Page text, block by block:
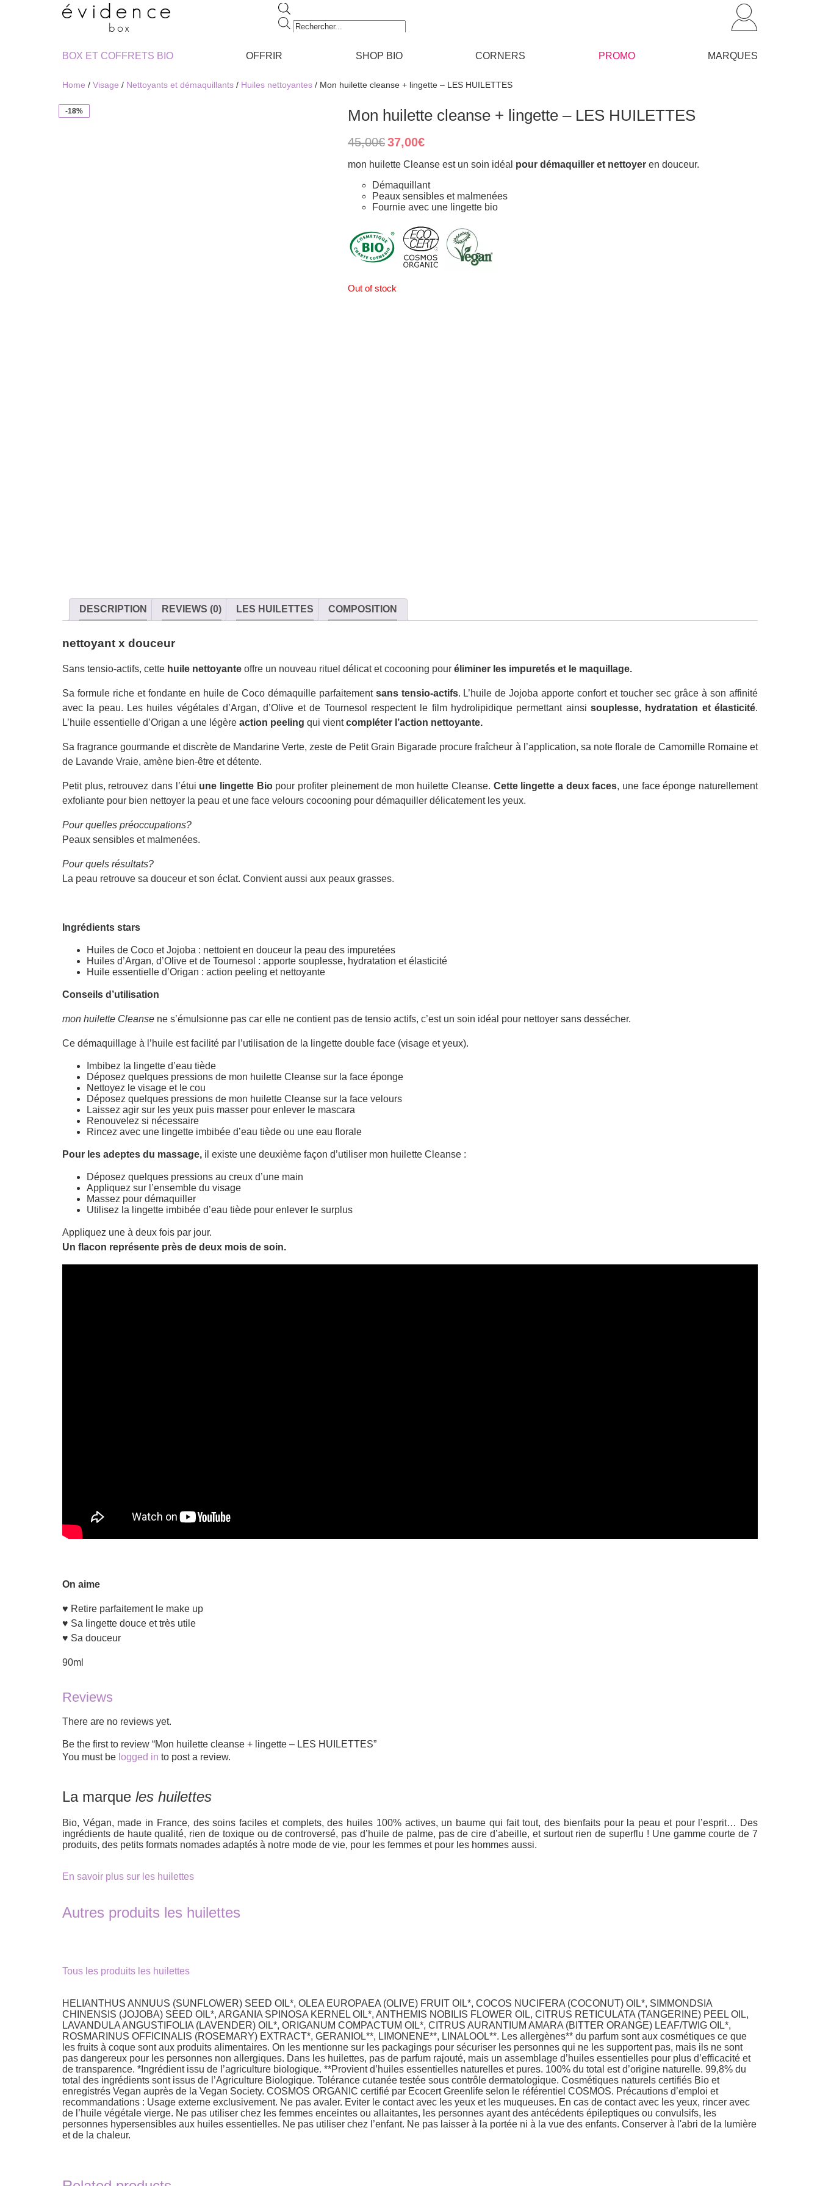
Recherche
de
BOX ET COFFRETS BIO
OFFRIR SHOP BIO CORNERS PROMO MARQUES
Home / Visage / Nettoyants et démaquillants / Huiles nettoyantes / Mon huilette cleanse + lingette – LES HUILETTES
-18% Mon huilette cleanse + lingette – LES HUILETTES
45,00€ Original
price
was:
37,00€Current
is:
mon huilette Cleanse est un soin idéal pour démaquiller et nettoyer en douceur.
Démaquillant
Peaux sensibles et malmenées
Fournie avec une lingette bio
Out of stock
DESCRIPTION REVIEWS (0) LES HUILETTES COMPOSITION
nettoyant x douceur
Sans tensio-actifs, cette huile nettoyante offre un nouveau rituel délicat et cocooning pour éliminer les impuretés et le maquillage.
Sa formule riche et fondante en huile de Coco démaquille parfaitement sans tensio-actifs. L’huile de Jojoba apporte confort et toucher sec grâce à son affinité
avec la peau. Les huiles végétales d’Argan, d’Olive et de Tournesol respectent le film hydrolipidique permettant ainsi souplesse, hydratation et élasticité.
L’huile essentielle d’Origan a une légère action peeling qui vientcompléter l’action nettoyante.
Sa fragrance gourmande et discrète de Mandarine Verte, zeste de Petit Grain Bigarade procure fraîcheur à l’application, sa note florale de Camomille Romaine et
de Lavande Vraie, amène bien-être et détente.
Petit plus, retrouvez dans l’étui une lingette Biopour profiter pleinement de mon huilette Cleanse. Cette lingette a deux faces, une face éponge naturellement
exfoliante pour bien nettoyer la peau et une face velours cocooning pour démaquiller délicatement les yeux.
Pour quelles préoccupations?
Peaux sensibles et malmenées.
Pour quels résultats?
La peau retrouve sa douceur et son éclat. Convient aussi aux peaux grasses.
Ingrédients stars
Huiles de Coco et Jojoba : nettoient en douceur la peau des impuretées
Huiles d’Argan, d’Olive et de Tournesol : apporte souplesse, hydratation et élasticité
Huile essentielle d’Origan : action peeling et nettoyante
Conseils d’utilisation
mon huilette Cleanse ne s’émulsionne pas car elle ne contient pas de tensio actifs, c’est un soin idéal pour nettoyer sans dessécher.
Ce démaquillage à l’huile est facilité par l’utilisation de la lingette double face (visage et yeux).
Imbibez la lingette d’eau tiède
Déposez quelques pressions de mon huilette Cleanse sur la face éponge
Nettoyez le visage et le cou
Déposez quelques pressions de mon huilette Cleanse sur la face velours
Laissez agir sur les yeux puis masser pour enlever le mascara
Renouvelez si nécessaire
Rincez avec une lingette imbibée d’eau tiède ou une eau florale
Pour les adeptes du massage, il existe une deuxième façon d’utiliser mon huilette Cleanse :
Déposez quelques pressions au creux d’une main
Appliquez sur l’ensemble du visage
Massez pour démaquiller
Utilisez la lingette imbibée d’eau tiède pour enlever le surplus
Appliquez une à deux fois par jour.
Un flacon représente près de deux mois de soin.
On aime
♥ Retire parfaitement le make up
♥ Sa lingette douce et très utile
♥ Sa douceur
90ml
Reviews
There are no reviews yet.
Be the first to review “Mon huilette cleanse + lingette – LES HUILETTES”
You must be logged in to post a review.
La marque les huilettes
Bio, Végan, made in France, des soins faciles et complets, des huiles 100% actives, un baume qui fait tout, des bienfaits pour la peau et pour l’esprit… Des
ingrédients de haute qualité, rien de toxique ou de controversé, pas d’huile de palme, pas de cire d’abeille, et surtout rien de superflu ! Une gamme courte de 7
produits, des petits formats nomades adaptés à notre mode de vie, pour les femmes et pour les hommes aussi.
En savoir plus sur les huilettes
Autres produits les huilettes
Tous les produits les huilettes
HELIANTHUS ANNUUS (SUNFLOWER) SEED OIL*, OLEA EUROPAEA (OLIVE) FRUIT OIL*, COCOS NUCIFERA (COCONUT) OIL*, SIMMONDSIA
CHINENSIS (JOJOBA) SEED OIL*, ARGANIA SPINOSA KERNEL OIL*, ANTHEMIS NOBILIS FLOWER OIL, CITRUS RETICULATA (TANGERINE) PEEL OIL,
LAVANDULA ANGUSTIFOLIA (LAVENDER) OIL*, ORIGANUM COMPACTUM OIL*, CITRUS AURANTIUM AMARA (BITTER ORANGE) LEAF/TWIG OIL*,
ROSMARINUS OFFICINALIS (ROSEMARY) EXTRACT*, GERANIOL**, LIMONENE**, LINALOOL**. Les allergènes** du parfum sont aux cosmétiques ce que
les fruits à coque sont aux produits alimentaires. On les mentionne sur les packagings pour sécuriser les personnes qui ne les supportent pas, mais ils ne sont
pas dangereux pour les personnes non allergiques. Dans les huilettes, pas de parfum rajouté, mais un assemblage d’huiles essentielles pour plus d’efficacité et
de transparence. *Ingrédient issu de l’agriculture biologique. **Provient d’huiles essentielles naturelles et pures. 100% du total est d’origine naturelle. 99,8% du
total des ingrédients sont issus de l’Agriculture Biologique. Tolérance cutanée testée sous contrôle dermatologique. Cosmétiques naturels certifiés Bio et
enregistrés Vegan auprès de la Vegan Society. COSMOS ORGANIC certifié par Ecocert Greenlife selon le référentiel COSMOS. Précautions d’emploi et
recommandations : Usage externe exclusivement. Ne pas avaler. Eviter le contact avec les yeux et les muqueuses. En cas de contact avec les yeux, rincer avec
de l’huile végétale vierge. Ne pas utiliser chez les femmes enceintes ou allaitantes, les personnes ayant des antécédents épileptiques ou convulsifs, les
personnes hypersensibles aux huiles essentielles. Ne pas utiliser chez l’enfant. Ne pas laisser à la portée ni à la vue des enfants. Conserver à l'abri de la lumière
et de la chaleur.